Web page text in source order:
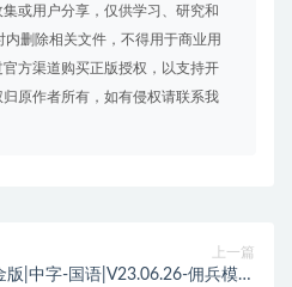
或用户分享，仅供学习、研究和
删除相关文件，不得用于商业用
方渠道购买正版授权，以支持开
原作者所有，如有侵权请联系我
上一篇
|中字-国语|V23.06.26-佣兵模式